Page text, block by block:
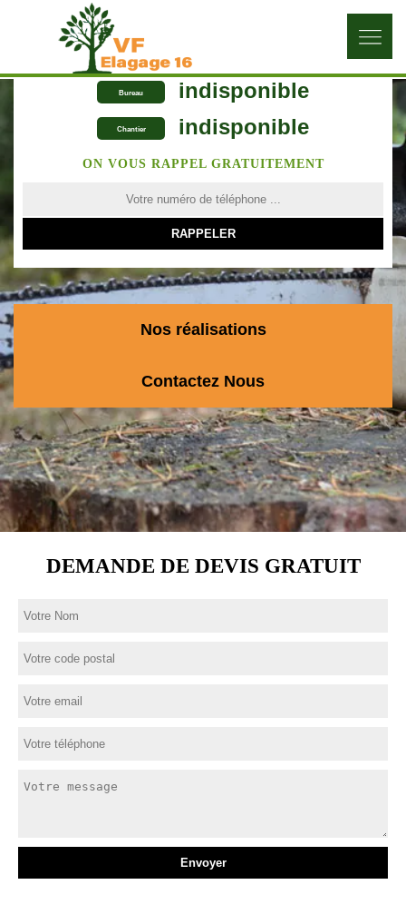
Bureau indisponible
Chantier indisponible
ON VOUS RAPPEL GRATUITEMENT
Nos réalisations
Contactez Nous
DEMANDE DE DEVIS GRATUIT